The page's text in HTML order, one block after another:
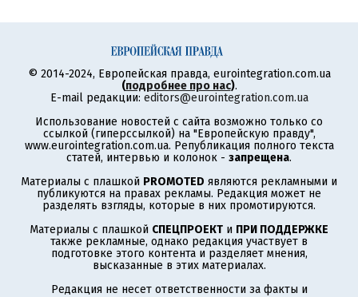
© 2014-2024, Европейская правда, eurointegration.com.ua
(подробнее про нас).
E-mail редакции: editors@eurointegration.com.ua
Использование новостей с сайта возможно только со
ссылкой (гиперссылкой) на "Европейскую правду",
www.eurointegration.com.ua. Републикация полного текста
статей, интервью и колонок - запрещена.
Материалы с плашкой PROMOTED являются рекламными и
публикуются на правах рекламы. Редакция может не
разделять взгляды, которые в них промотируются.
Материалы с плашкой СПЕЦПРОЕКТ и ПРИ ПОДДЕРЖКЕ
также рекламные, однако редакция участвует в
подготовке этого контента и разделяет мнения,
высказанные в этих материалах.
Редакция не несет ответственности за факты и